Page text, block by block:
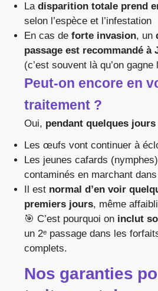
La disparition totale prend
selon l’espèce et l’infestation
En cas de forte invasion, un
passage est recommandé à
(c’est souvent là qu’on
Peut-on encore en
traitement ?
Oui, pendant quelques jours
Les œufs vont continuer à
Les jeunes cafards
contaminés en marchant
Il est normal d’en voir
premiers jours, même
🎯 C’est pourquoi on inclut
un 2ᵉ passage dans les
complets.
Nos garanties